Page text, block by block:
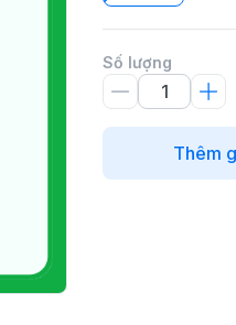
Số lượng
Thêm